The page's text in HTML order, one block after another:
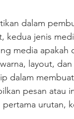
dalam
kedua jenis
media apakah
layout,
dalam
pesan atau
urutan,